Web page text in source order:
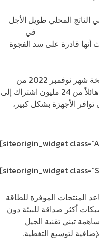
بنسبة 1.8% في إجمالي الناتج المحلي طويل الأجل
في
حيث أنها قادرة على سد الفجوة
2022 من
أن تسجل اشتراكات الجيل الخامس في منطقة الشرق الأوسط وشمال إفريقيا، نمواً هائلاً من 24 مليون اشتراك إلى
القوي إلى توافر الأجهزة بشكل كبير،
[siteorigin_widget
[siteorigin_widget
المنتجات الموفرة للطاقة
أكثر صداقة للبيئة دون
تبني تقنية الجيل
لتوسيع التغطية.